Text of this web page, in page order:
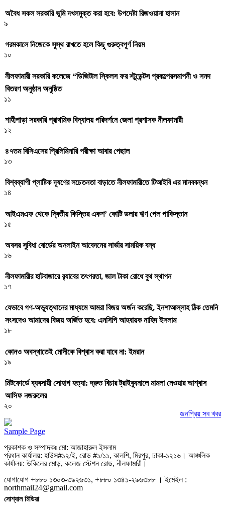
অবৈধ সকল সরকারি ভূমি দখলমুক্ত করা হবে: উপদেষ্টা রিজওয়ানা হাসান
৯
গরমকালে নিজেকে সুস্থ রাখতে হলে কিছু গুরুত্বপূর্ণ নিয়ম
১০
নীলফামারী সরকারি কলেজে “ডিজিটাল স্কিলস ফর স্টুডেন্টস প্রকল্পেরসমাপনী ও সনদ
বিতরণ অনুষ্ঠান অনুষ্ঠিত
১১
শাহীপাড়া সরকারি প্রাথমিক বিদ্যালয় পরিদর্শনে জেলা প্রশাসক নীলফামারী
১২
৪৭তম বিসিএসের প্রিলিমিনারি পরীক্ষা আবার পেছাল
১৩
বিশ্বব্যাপী প্লাষ্টিক দূষণের সচেতনতা বাড়াতে নীলফামারীতে টিআইবি এর মানববন্ধন
১৪
আইএমএফ থেকে দ্বিতীয় কিস্তির একশ’ কোটি ডলার ঋণ পেল পাকিস্তান
১৫
অবসর সুবিধা বোর্ডের অনলাইন আবেদনের সার্ভার সাময়িক বন্ধ
১৬
নীলফামারীর হাটবাজারে র‌্যাবের তৎপরতা, জাল টাকা রোধে বুথ স্থাপন
১৭
যেভাবে গণ-অভ্যুত্থানের মাধ্যমে আমরা বিজয় অর্জন করেছি, ইনশাআল্লাহ ঠিক তেমনি
সংসদেও আমাদের বিজয় অর্জিত হবে: এনসিপি আহবায়ক নাহিদ ইসলাম
১৮
কোনও অবস্থাতেই মোদীকে বিশ্বাস করা যাবে না: ইমরান
১৯
মিটফোর্ডে ব্যবসায়ী সোহাগ হত্যা: দ্রুত বিচার ট্রাইব্যুনালে মামলা নেওয়ার আশ্বাস
আসিফ নজরুলের
২০
জনপ্রিয় সব খবর
Sample Page
প্রকাশক ও সম্পাদকঃ মো: আজাহারুল ইসলাম
প্রধান কার্যালয়: হাউস#১২/ই, রোড #১/১১, কালশি, মিরপুর, ঢাকা-১২১৬। আঞ্চলিক
কার্যালয়: উকিলের মোড়, কলেজ স্টেশন রোড, নীলফামারী।
যোগাযোগ +৮৮০ ১৩০৩-৩৯২৬৩১, +৮৮০ ১৩৪১-২৯৬৩৮৮ । ইমেইল :
northmail24@gmail.com
সোশ্যাল মিডিয়া